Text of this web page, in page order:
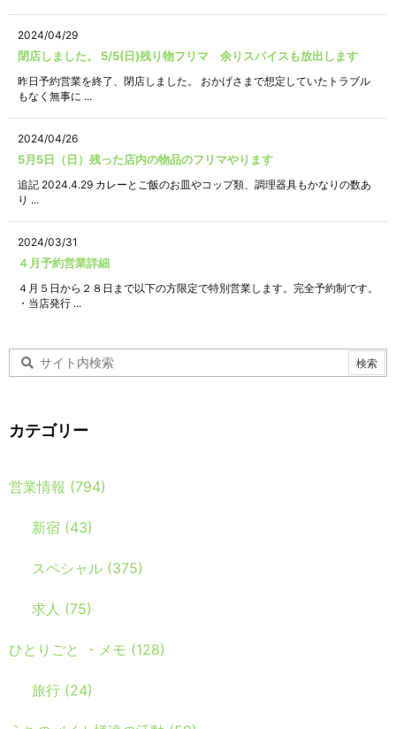
2024/04/29
閉店しました。 5/5(日)残り物フリマ 余りスパイスも放出します
昨日予約営業を終了、閉店しました。 おかげさまで想定していたトラブル
もなく無事に ...
2024/04/26
5月5日（日）残った店内の物品のフリマやります
追記 2024.4.29 カレーとご飯のお皿やコップ類、調理器具もかなりの数あ
り ...
2024/03/31
４月予約営業詳細
４月５日から２８日まで以下の方限定で特別営業します。完全予約制です。
・当店発行 ...
カテゴリー
営業情報 (794)
新宿 (43)
スペシャル (375)
求人 (75)
ひとりごと ・メモ (128)
旅行 (24)